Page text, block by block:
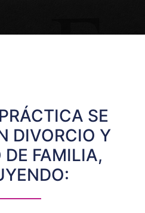
SE
DIVORCIO Y
DE FAMILIA,